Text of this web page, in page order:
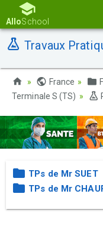
AlloSchool
Travaux
France
Terminale S (TS)
TPs de Mr SUET
TPs de Mr